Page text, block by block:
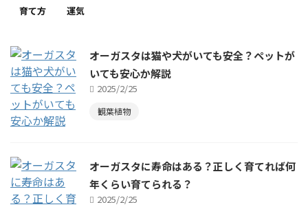
育て方 運気
オーガスタは猫や犬がいても安全？ペットが
いても安心か解説
2025/2/25
観葉植物
オーガスタに寿命はある？正しく育てれば何
年くらい育てられる？
2025/2/25